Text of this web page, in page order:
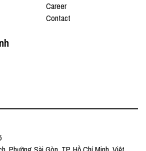
Career
Contact